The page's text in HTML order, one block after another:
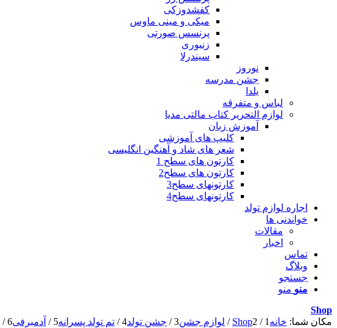
کفشدوزکی
میکی و مینی ماوس
پرنسس صورتی
زنبوری
سیندرلا
نوروز
جشن مدرسه
یلدا
لباس و متفرقه
لوازم التحریر کتاب مالتی مدیا
آموزش زبان
کلیپ های آموزشی
شعر های شاد و آهنگین انگلیسی
کارتون های سطح 1
کارتون های سطح2
کارتونهای سطح3
کارتونهای سطح4
اجاره لوازم تولد
خواندنی ها
مقالات
اخبار
تماس
وبلاگ
جستجو
منو منو
Shop
مکان شما: خانه 1
/
Shop2
/ لوازم جشن3
/ جشن تولد4
/ تم تولد پسرانه5
/ آدمبرفی6
/